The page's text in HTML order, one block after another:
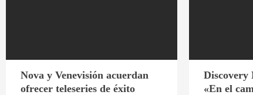
Nova y Venevisión acuerdan
ofrecer teleseries de éxito
Discovery
«En el